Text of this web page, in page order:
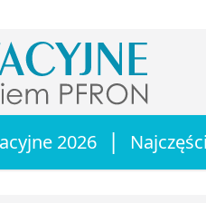
2026 |